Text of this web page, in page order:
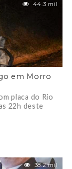
44.3 mil
em Morro
placa do Rio
22h deste
38.2 mil